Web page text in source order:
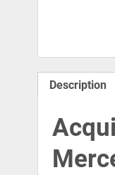
Description